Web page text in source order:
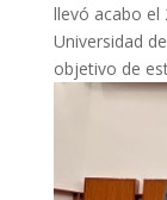
llevó acabo el
Universidad
objetivo de